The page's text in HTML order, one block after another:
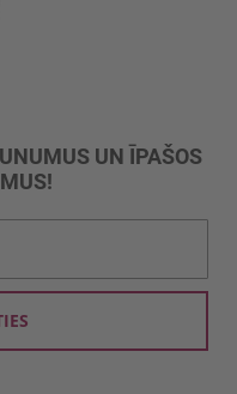
UN ĪPAŠOS